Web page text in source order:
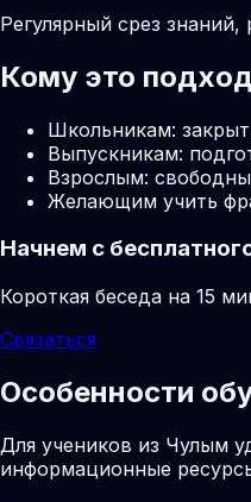
Регулярный срез
Кому это
Школьникам:
Выпускникам:
Взрослым:
Желающим учить
Начнем с
Короткая беседа на 15
Связаться
Особенности
Для учеников из Чулым
информационные